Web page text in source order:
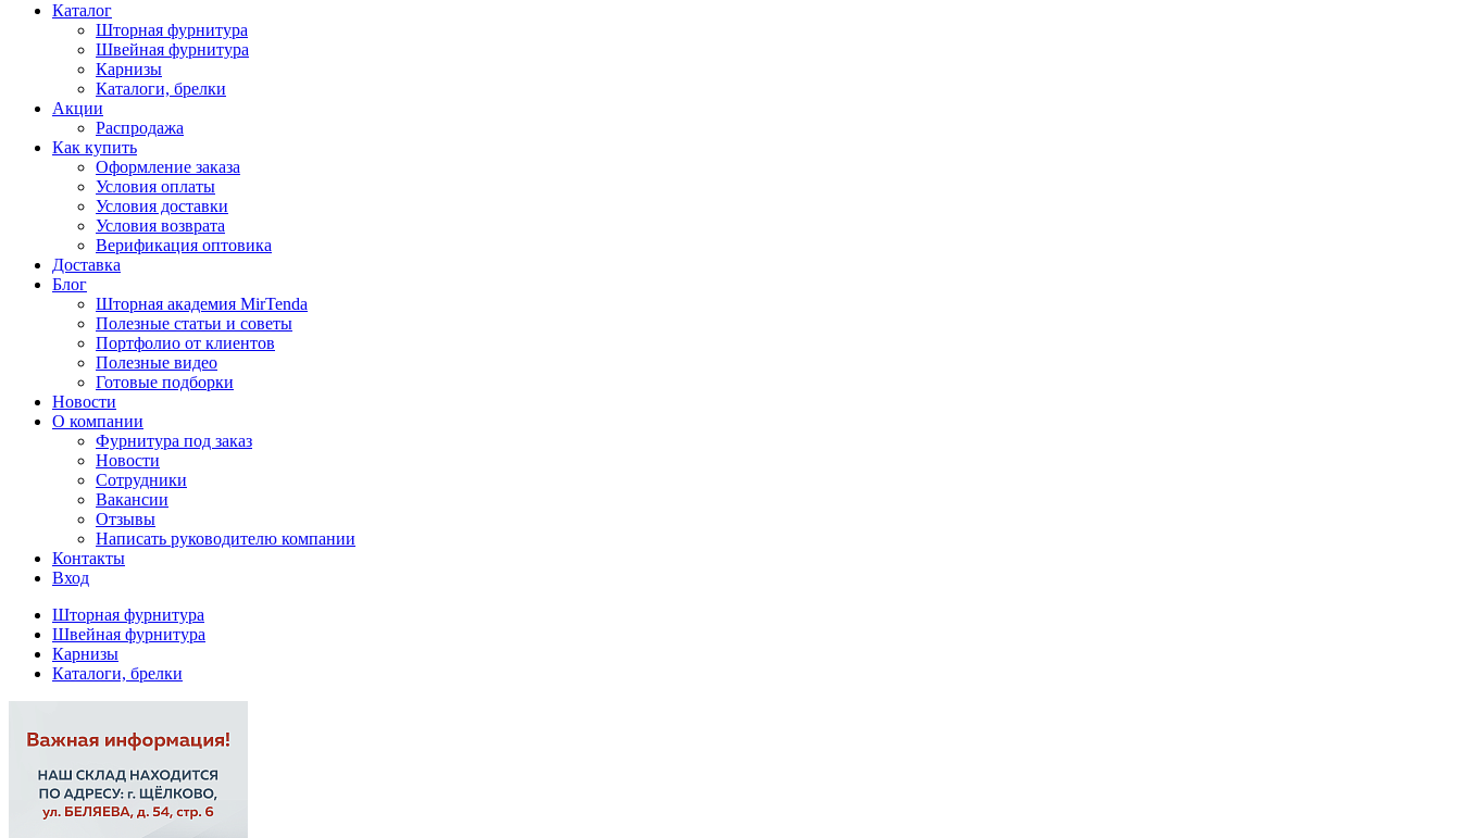
Каталог
Шторная фурнитура
Швейная фурнитура
Карнизы
Каталоги, брелки
Акции
Распродажа
Как купить
Оформление заказа
Условия оплаты
Условия доставки
Условия возврата
Верификация оптовика
Доставка
Блог
Шторная академия MirTenda
Полезные статьи и советы
Портфолио от клиентов
Полезные видео
Готовые подборки
Новости
О компании
Фурнитура под заказ
Новости
Сотрудники
Вакансии
Отзывы
Написать руководителю компании
Контакты
Вход
Шторная фурнитура
Швейная фурнитура
Карнизы
Каталоги, брелки